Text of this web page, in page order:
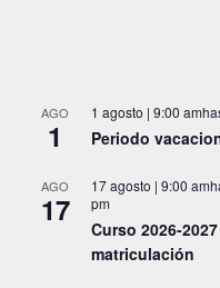
AGO
1
1 agosto | 9:00 am
Periodo
AGO
17
17 agosto | 9:00 am
pm
Curso 2026-
matriculación